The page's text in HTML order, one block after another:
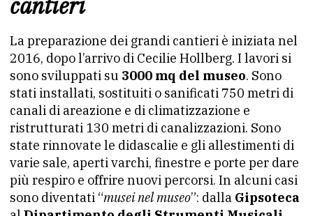
La preparazione dei grandi cantieri è iniziata nel
2016, dopo l’arrivo di Cecilie Hollberg. I lavori si
sono sviluppati su 3000 mq del museo. Sono
stati installati, sostituiti o sanificati 750 metri di
canali di areazione e di climatizzazione e
ristrutturati 130 metri di canalizzazioni. Sono
state rinnovate le didascalie e gli allestimenti di
varie sale, aperti varchi, finestre e porte per dare
più respiro e offrire nuovi percorsi. In alcuni casi
sono diventati “musei nel museo”: dalla Gipsoteca